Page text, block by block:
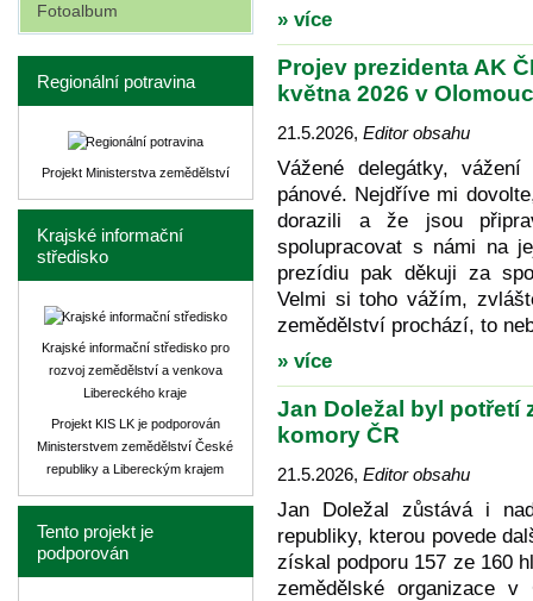
» více
Projev prezidenta AK
května 2026 v
21.5.2026, Editor obsahu
Vážené delegátky,
pánové. Nejdříve mi
dorazili a že jsou
spolupracovat s námi na
prezídiu pak děkuji za
Velmi si toho vážím,
zemědělství prochází, to
» více
Jan Doležal byl potřetí
komory ČR
21.5.2026, Editor obsahu
Jan Doležal zůstává i
republiky, kterou povede
získal podporu 157 ze 160
zemědělské organizace
Fotoalbum
Regionální potravina
Projekt Ministerstva zemědělství
Krajské informační
středisko
Krajské informační středisko pro
rozvoj zemědělství a venkova
Libereckého kraje
Projekt KIS LK je podporován
Ministerstvem zemědělství České
republiky a Libereckým krajem
Tento projekt je
podporován